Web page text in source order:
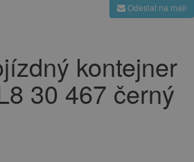
Odeslat na mail
kontejner
30 467 černý